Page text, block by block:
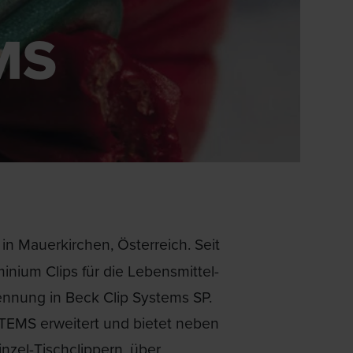
Mauerkirchen, Österreich. Seit
Clips für die Lebensmittel-
in Beck Clip Systems SP.
erweitert und bietet neben
Tischclippern, über